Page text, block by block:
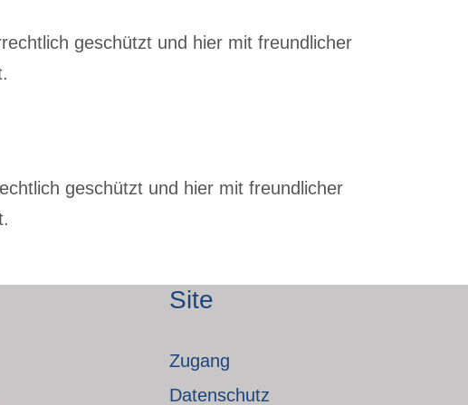
geschützt und hier mit freundlicher
geschützt und hier mit freundlicher
Site
Zugang
Datenschutz